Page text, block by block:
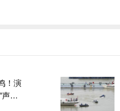
！演
入